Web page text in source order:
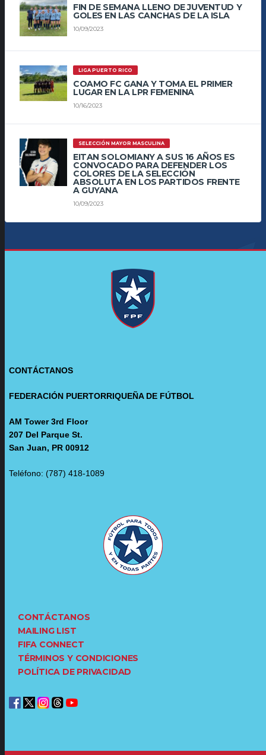
FIN DE SEMANA LLENO DE JUVENTUD Y
GOLES EN LAS CANCHAS DE LA ISLA
10/09/2023
LIGA PUERTO RICO
COAMO FC GANA Y TOMA EL PRIMER
LUGAR EN LA LPR FEMENINA
10/16/2023
SELECCIÓN MAYOR MASCULINA
EITAN SOLOMIANY A SUS 16 AÑOS ES
CONVOCADO PARA DEFENDER LOS
COLORES DE LA SELECCIÓN
ABSOLUTA EN LOS PARTIDOS FRENTE
A GUYANA
10/09/2023
CONTÁCTANOS
FEDERACIÓN PUERTORRIQUEÑA DE FÚTBOL
AM Tower 3rd Floor
207 Del Parque St.
San Juan, PR 00912
Teléfono: (787) 418-1089
CONTÁCTANOS
MAILING LIST
FIFA CONNECT
TÉRMINOS Y CONDICIONES
POLÍTICA DE PRIVACIDAD